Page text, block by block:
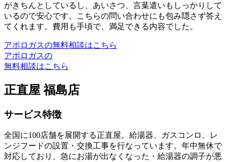
がきちんとしているし、あいさつ、言葉遣いもしっかりして
いるので安心です。こちらの問い合わせにも包み隠さず答え
てくれます。費用も手頃で、満足できる内容でした。
アポロガスの無料相談はこちら
アポロガスの
無料相談はこちら
正直屋 福島店
サービス特徴
全国に100店舗を展開する正直屋。給湯器、ガスコンロ、レ
ンジフードの設置・交換工事を行なっています。年中無休で
対応しており、急にお湯が出なくなった・給湯器の調子が悪